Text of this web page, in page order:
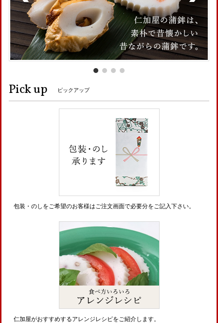
Pick up ピックアップ
包装・のしをご希望のお客様はご注文画面で必要分をご記入下さい。
仁加屋がおすすめするアレンジレシピをご紹介します。